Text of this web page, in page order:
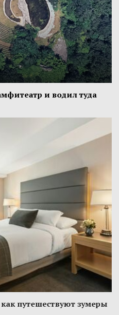
и водил туда
путешествуют зумеры